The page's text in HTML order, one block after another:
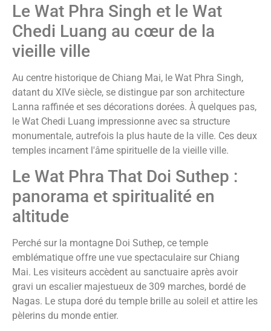
Le Wat Phra Singh et le Wat
Chedi Luang au cœur de la
vieille ville
Au centre historique de Chiang Mai, le Wat Phra Singh,
datant du XIVe siècle, se distingue par son architecture
Lanna raffinée et ses décorations dorées. À quelques pas,
le Wat Chedi Luang impressionne avec sa structure
monumentale, autrefois la plus haute de la ville. Ces deux
temples incarnent l'âme spirituelle de la vieille ville.
Le Wat Phra That Doi Suthep :
panorama et spiritualité en
altitude
Perché sur la montagne Doi Suthep, ce temple
emblématique offre une vue spectaculaire sur Chiang
Mai. Les visiteurs accèdent au sanctuaire après avoir
gravi un escalier majestueux de 309 marches, bordé de
Nagas. Le stupa doré du temple brille au soleil et attire les
pèlerins du monde entier.